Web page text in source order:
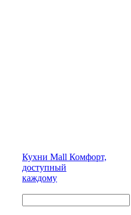
Кухни Mall Комфорт,
доступный
каждому